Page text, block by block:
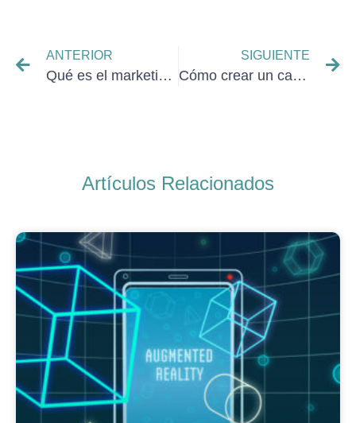
ANTERIOR
Qué es el marketing de afiliados
SIGUIENTE
Cómo crear un canal de Youtube
Artículos Relacionados